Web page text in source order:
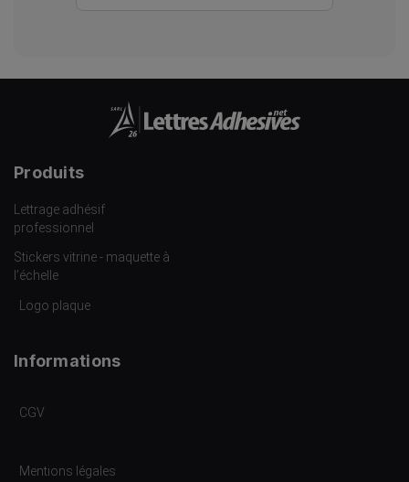
Produits
Lettrage adhésif
professionnel
Stickers vitrine - maquette à
l’échelle
Logo plaque
Informations
CGV
Mentions légales